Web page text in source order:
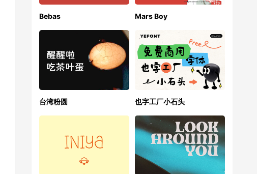
Bebas Mars Boy
台湾粉圆 也字工厂小石头